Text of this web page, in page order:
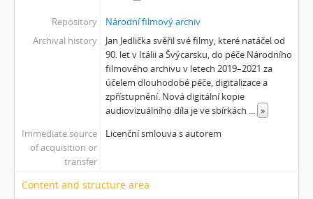
[Subseries] Klukovice, Bondy
[Subseries] Samizdat
[Subseries] Psychodrama
[Subseries] Mumlava
[Subseries] Zívrovy Prachovské skály
[Subseries] Cesta
[Subseries] Javorovým dolem
[Subseries] Milada
[Subseries] Image Maker
Repository
Národní filmový archiv
Archival history
Jan Jedlička svěřil své filmy, které natáčel od
90. let v Itálii a Švýcarsku, do péče Národního
filmového archivu v letech 2019–2021 za
účelem dlouhodobé péče, digitalizace a
zpřístupnění. Nová digitální kopie
audiovizuálního díla je ve sbírkách ... »
Immediate source
of acquisition or
transfer
Licenční smlouva s autorem
Content and structure area